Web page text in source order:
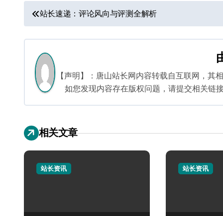
文
章
导
航
站长速递：评论风向与评测全解析
【声明】：唐山站长网内容转载自互联网，
如您发现内容存在版权问题，请提交相关链
相关文章
站长资讯 站长资讯